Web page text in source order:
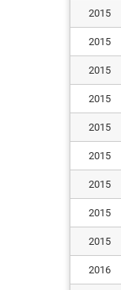
2015
2015
2015
2015
2015
2015
2015
2015
2015
2016